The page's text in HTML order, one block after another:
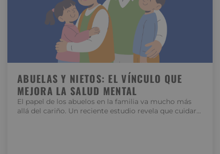
ABUELAS Y NIETOS: EL VÍNCULO QUE
MEJORA LA SALUD MENTAL
El papel de los abuelos en la familia va mucho más
allá del cariño. Un reciente estudio revela que cuidar…